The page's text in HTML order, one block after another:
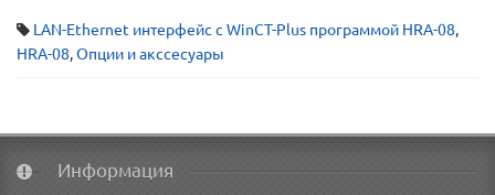
LAN-Ethernet интерфейс с WinCT-Plus программой HRA-08,
HRA-08,Опции и акссесуары
Информация